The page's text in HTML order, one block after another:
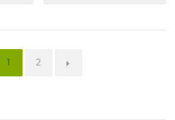
1 2 →